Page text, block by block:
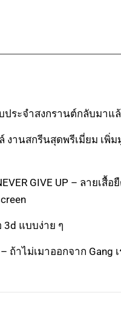
ประจำสงกรานต์กลับมาแ
งานสกรีนสุดพรีเมี่ยม เพิ่
GIVE UP – ลายเสื้
แบบง่าย ๆ
ถ้าไม่เมาออกจาก Gang เ